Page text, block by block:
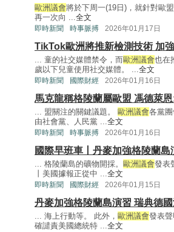
歐洲議會將於下周一(19日)，就針對歐
再一次向 ...全文
即時新聞 時事脈搏 2026年01月17日
TikTok歐洲將推新檢測技術 加
... 童的社交媒體禁令，而歐洲議會也在
歲以下兒童使用社交媒體。 ...全文
即時新聞 國際財經 2026年01月16日
馬克龍稱格陵蘭屬歐盟 馮德萊
... 盟關注的關鍵議題。 歐洲議會各黨
由社會黨、人民黨 ...全文
即時新聞 時事脈搏 2026年01月16日
國際早班車丨丹麥加強格陵蘭
... 格陵蘭島的礦物開採。 歐洲議會發表
丨美國據報正從中 ...全文
即時新聞 國際財經 2026年01月15日
丹麥加強格陵蘭島演習 瑞典德
... 海上行動等。 此外， 歐洲議會發表
確譴責美國總統特 ...全文